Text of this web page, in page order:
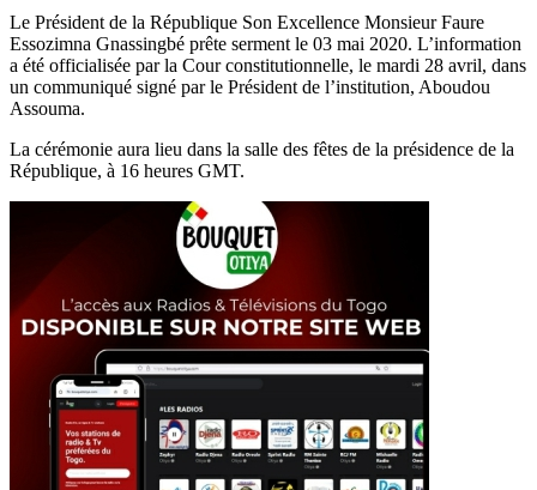
Message
Le Président de la République Son Excellence Monsieur Faure
Essozimna Gnassingbé prête serment le 03 mai 2020. L’information
a été officialisée par la Cour constitutionnelle, le mardi 28 avril, dans
un communiqué signé par le Président de l’institution, Aboudou
Assouma.
La cérémonie aura lieu dans la salle des fêtes de la présidence de la
République, à 16 heures GMT.